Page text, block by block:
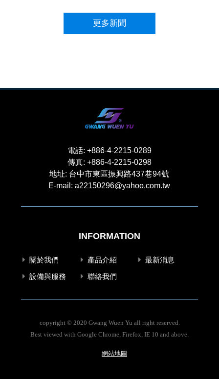
更多新聞
電話: +886-4-2215-0289
傳真: +886-4-2215-0298
地址: 台中市東區振興路437巷94號
E-mail:a22150296@yahoo.com.tw
INFORMATION
關於我們 產品介紹 最新消息
設備與服務 聯絡我們
copyright © 2020 Gwang Wuen Yu all right reserved.
Best viewed with Google Chrome, Firefox, IE 10 and above.
網站地圖